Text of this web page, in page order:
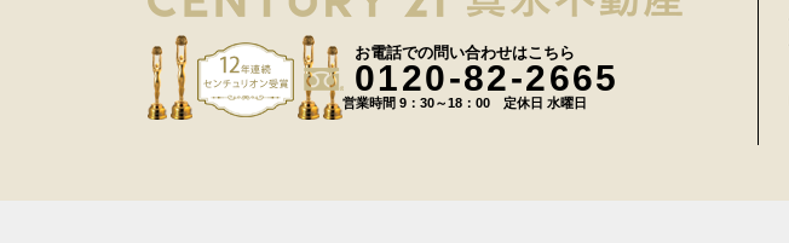
お電話での問い合わせはこちら
0120-82-2665
営業時間 9：30～18：00 定休日 水曜日